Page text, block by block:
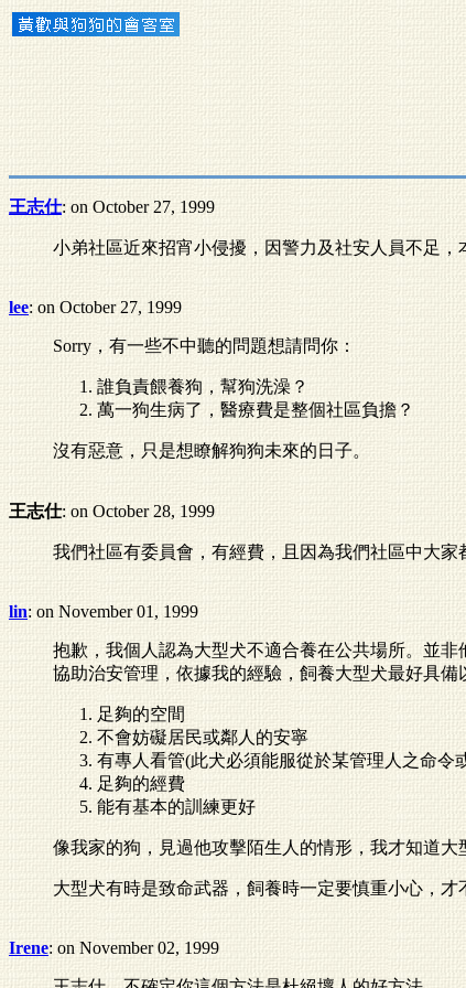
王志仕: on October 27, 1999
小弟社區近來招宵小侵擾，因警力及社安人員不足
lee: on October 27, 1999
Sorry，有一些不中聽的問題想請問你：
誰負責餵養狗，幫狗洗澡？
萬一狗生病了，醫療費是整個社區負擔？
沒有惡意，只是想瞭解狗狗未來的日子。
王志仕: on October 28, 1999
我們社區有委員會，有經費，且因為我們社區中大家
lin: on November 01, 1999
抱歉，我個人認為大型犬不適合養在公共場所。並
協助治安管理，依據我的經驗，飼養大型犬最好具備
足夠的空間
不會妨礙居民或鄰人的安寧
有專人看管(此犬必須能服從於某管理人之命令
足夠的經費
能有基本的訓練更好
像我家的狗，見過他攻擊陌生人的情形，我才知道
大型犬有時是致命武器，飼養時一定要慎重小心，才
Irene: on November 02, 1999